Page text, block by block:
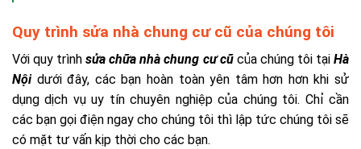
Quy trình sửa nhà chung cư cũ của chúng tôi
Với quy trìnhsửa chữa nhà chung cư cũcủa chúng tôi tạiHà
Nộidưới đây, các bạn hoàn toàn yên tâm hơn hơn khi sử
dụng dịch vụ uy tín chuyên nghiệp của chúng tôi. Chỉ cần
các bạn gọi điện ngay cho chúng tôi thì lập tức chúng tôi sẽ
có mặt tư vấn kịp thời cho các bạn.